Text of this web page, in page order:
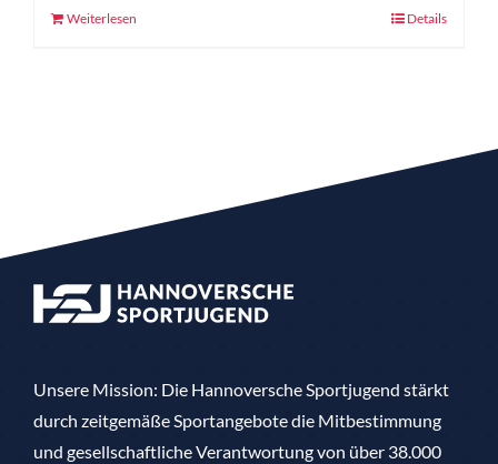
Weiterlesen Details
Unsere Mission: Die Hannoversche Sportjugend stärkt
durch zeitgemäße Sportangebote die Mitbestimmung
und gesellschaftliche Verantwortung von über 38.000